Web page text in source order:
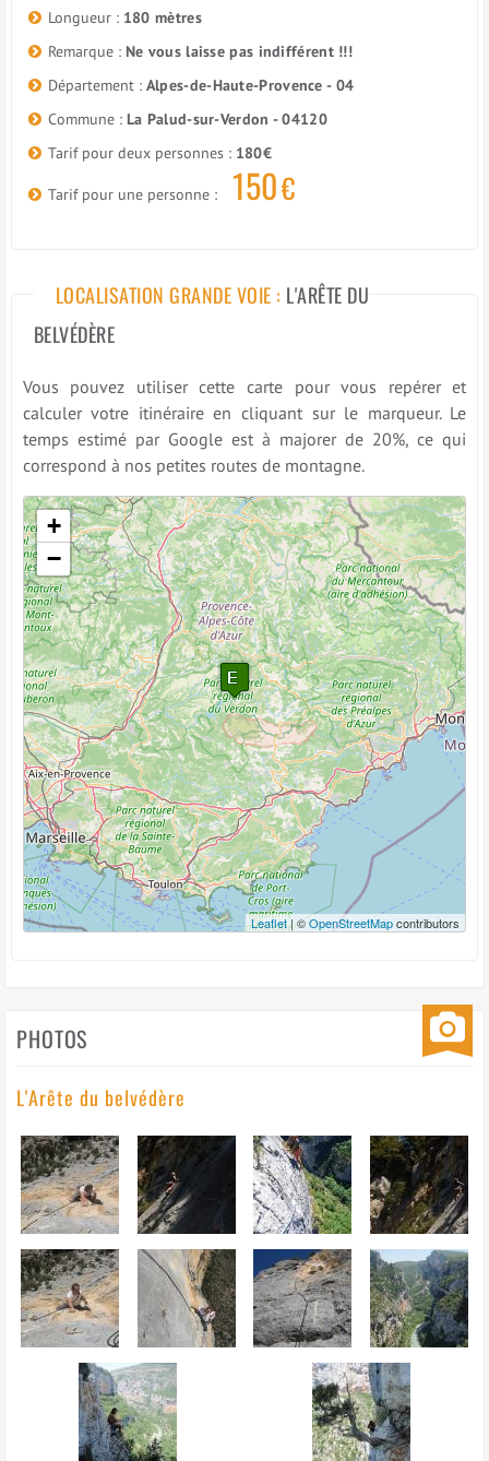
Longueur : 180 mètres
Remarque : Ne vous laisse pas indifférent !!!
Département : Alpes-de-Haute-Provence - 04
Commune : La Palud-sur-Verdon - 04120
Tarif pour deux personnes : 180€
Tarif pour une personne : 150€
LOCALISATION GRANDE VOIE : L'ARÊTE DU
BELVÉDÈRE
Vous pouvez utiliser cette carte pour vous repérer et
calculer votre itinéraire en cliquant sur le marqueur. Le
temps estimé par Google est à majorer de 20%, ce qui
correspond à nos petites routes de montagne.
Veuillez patienter pendant le chargement de la carte...
+
−
Leaflet| ©OpenStreetMapcontributors
PHOTOS
L'Arête du belvédère